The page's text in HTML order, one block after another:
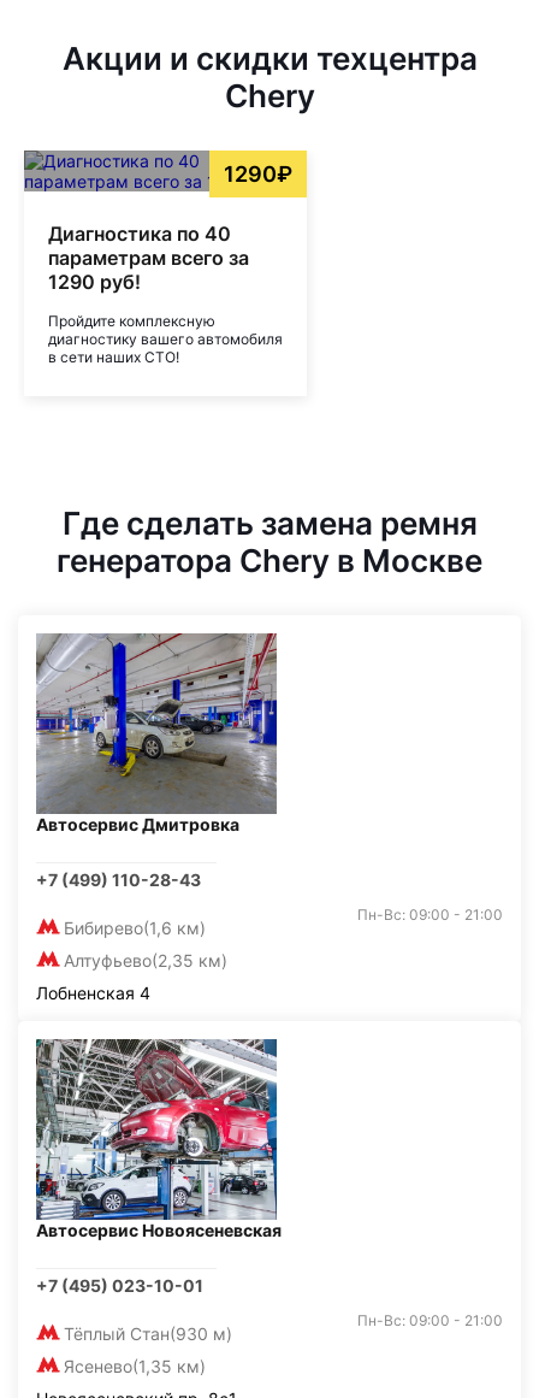
Акции и скидки техцентра
Chery
1290₽
Диагностика по 40
параметрам всего за
1290 руб!
Пройдите комплексную
диагностику вашего автомобиля
в сети наших СТО!
Где сделать замена ремня
генератора Chery в Москве
Автосервис Дмитровка
+7 (499) 110-28-43
Бибирево(1,6 км)
Алтуфьево(2,35 км)
Пн-Вс: 09:00 - 21:00
Лобненская 4
Автосервис Новоясеневская
+7 (495) 023-10-01
Тёплый Стан(930 м)
Ясенево(1,35 км)
Пн-Вс: 09:00 - 21:00